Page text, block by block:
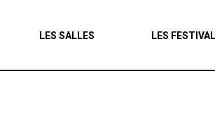
LES SALLES LES